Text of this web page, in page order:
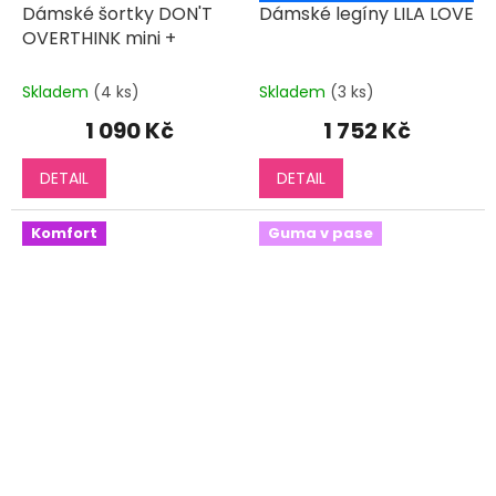
Dámské šortky DON'T
OVERTHINK mini +
Skladem (4 ks)
1 090 Kč
DETAIL
Dámské legíny LILA LOVE
Skladem (3 ks)
1 752 Kč
DETAIL
Komfort Guma v pase